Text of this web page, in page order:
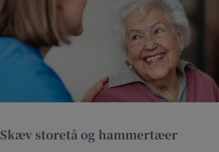
Skæv storetå og hammertæer